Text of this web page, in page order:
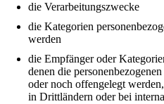
die Verarbeitungszwecke
die Kategorien
werden
die Empfänger oder
denen die
oder noch offengelegt
in Drittländern oder bei